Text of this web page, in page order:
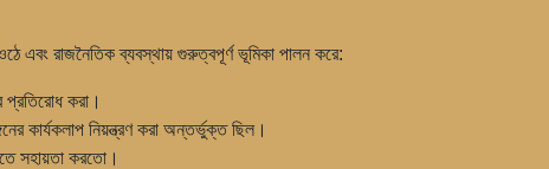
এবং রাজনৈতিক ব্যবস্থায় গুরুত্বপূর্ণ ভূমিকা পালন করে:
প্রতিরোধ করা।
কার্যকলাপ নিয়ন্ত্রণ করা অন্তর্ভুক্ত ছিল।
সহায়তা করতো।